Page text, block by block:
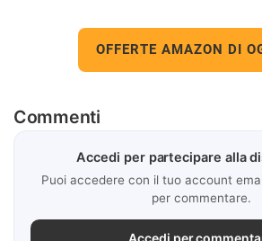
OFFERTE AMAZON DI
Commenti
Accedi per partecipare alla
Puoi accedere con il tuo account
per commentare.
Accedi per